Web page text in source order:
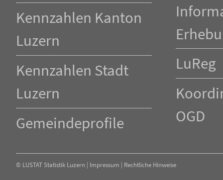
Kennzahlen Kanton
Luzern
Kennzahlen Stadt
Luzern
Gemeindeprofile
LuReg
OGD
© LUSTAT Statistik Luzern | Impressum | Rechtliche Hinweise